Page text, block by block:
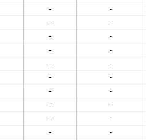
-
-
-
-
-
-
-
-
-
-
-
-
-
-
-
-
-
-
-
-